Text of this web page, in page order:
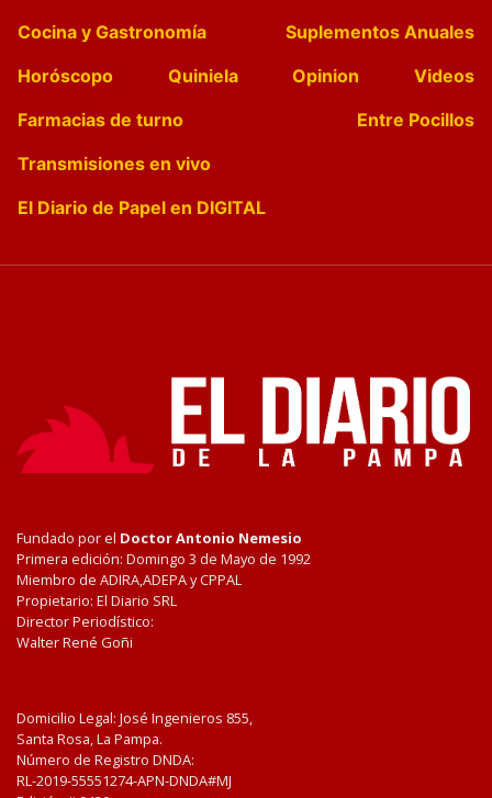
Cocina y Gastronomía
Suplementos Anuales
Horóscopo
Quiniela Opinion
Videos
Farmacias de turno
Entre Pocillos
Transmisiones en vivo
El Diario de Papel en DIGITAL
Fundado por el Doctor Antonio Nemesio
Primera edición: Domingo 3 de Mayo de 1992
Miembro de ADIRA,ADEPA y CPPAL
Propietario: El Diario SRL
Director Periodístico:
Walter René Goñi
Domicilio Legal: José Ingenieros 855,
Santa Rosa, La Pampa.
Número de Registro DNDA:
RL-2019-55551274-APN-DNDA#MJ